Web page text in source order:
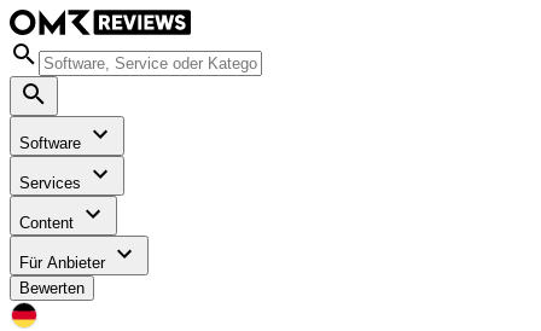
Software
Services
Content
Für Anbieter
Bewerten